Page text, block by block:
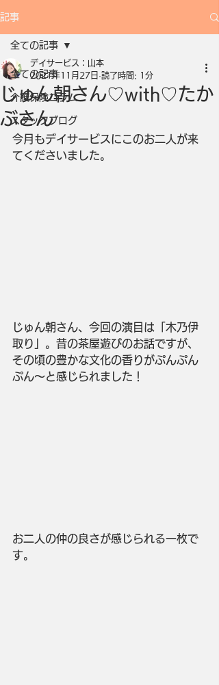
記事
全ての記事
介護保険コラム
スタッフブログ
全ての記事
じゅん朝さん♡with♡たか
ぶさん
デイサービス：山本
2021年11月27日 読了時間: 1分
今月もデイサービスにこのお二人が来
てくださいました。
じゅん朝さん、今回の演目は「木乃伊
取り」。昔の茶屋遊びのお話ですが、
その頃の豊かな文化の香りがぷんぷん
ぷん～と感じられました！
お二人の仲の良さが感じられる一枚で
す。